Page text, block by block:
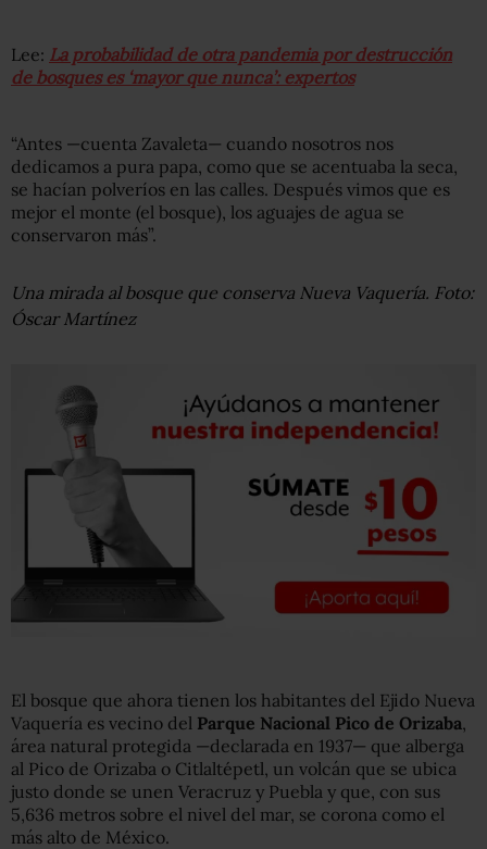
Lee: La probabilidad de otra pandemia por destrucción
de bosques es ‘mayor que nunca’: expertos
“Antes —cuenta Zavaleta— cuando nosotros nos
dedicamos a pura papa, como que se acentuaba la seca,
se hacían polveríos en las calles. Después vimos que es
mejor el monte (el bosque), los aguajes de agua se
conservaron más”.
Una mirada al bosque que conserva Nueva Vaquería. Foto:
Óscar Martínez
El bosque que ahora tienen los habitantes del Ejido Nueva
Vaquería es vecino del Parque Nacional Pico de Orizaba
área natural protegida —declarada en 1937— que alberga
al Pico de Orizaba o Citlaltépetl, un volcán que se ubica
justo donde se unen Veracruz y Puebla y que, con sus
5,636 metros sobre el nivel del mar, se corona como el
más alto de México.